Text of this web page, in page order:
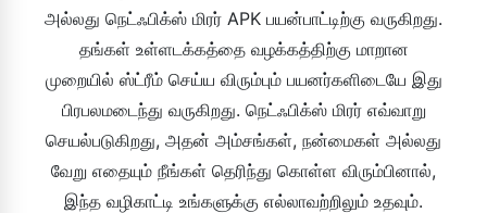
அல்லது நெட்ஃபிக்ஸ் மிரர் APK பயன்பாட்டிற்கு வருகிறது.
தங்கள் உள்ளடக்கத்தை வழக்கத்திற்கு மாறான
முறையில் ஸ்ட்ரீம் செய்ய விரும்பும் பயனர்களிடையே இது
பிரபலமடைந்து வருகிறது. நெட்ஃபிக்ஸ் மிரர் எவ்வாறு
செயல்படுகிறது, அதன் அம்சங்கள், நன்மைகள் அல்லது
வேறு எதையும் நீங்கள் தெரிந்து கொள்ள விரும்பினால்,
இந்த வழிகாட்டி உங்களுக்கு எல்லாவற்றிலும் உதவும்.